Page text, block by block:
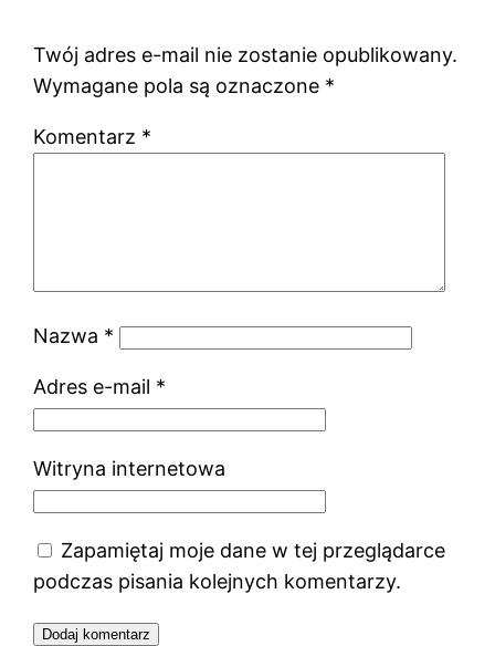
Twój adres e-mail nie zostanie opublikowany.
Wymagane pola są oznaczone *
Komentarz *
Nazwa *
Adres e-mail *
Witryna internetowa
Zapamiętaj moje dane w tej przeglądarce
podczas pisania kolejnych komentarzy.